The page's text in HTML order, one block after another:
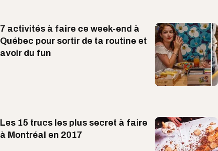
7 activités à faire ce week-end à
Québec pour sortir de ta routine et
avoir du fun
Les 15 trucs les plus secret à faire
à Montréal en 2017